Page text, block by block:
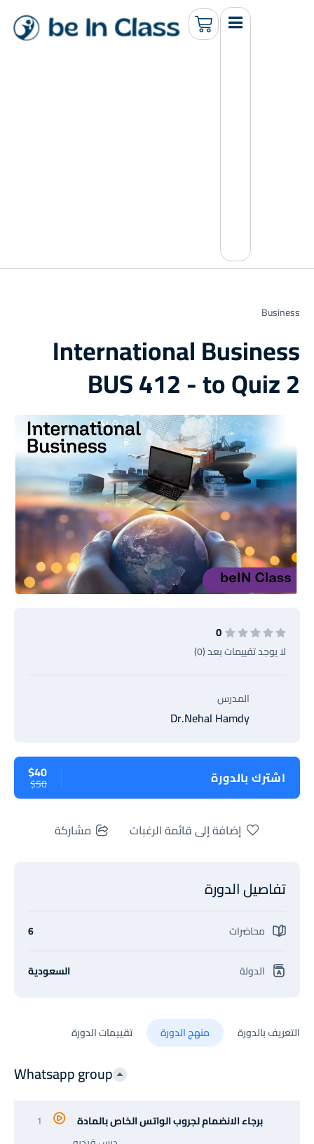
Business
International Business
BUS 412 - to Quiz 2
التعريف بالدورة منهج الدورة تقييمات الدورة
Whatsapp group
1
برجاء الانضمام لجروب الواتس الخاص بالمادة
0
لا يوجد تقييمات بعد (0)
المدرس
Dr.Nehal Hamdy
اشترك بالدورة $40
$50
إضافة إلى قائمة الرغبات مشاركة
تفاصيل الدورة
محاضرات 6
الدولة السعودية